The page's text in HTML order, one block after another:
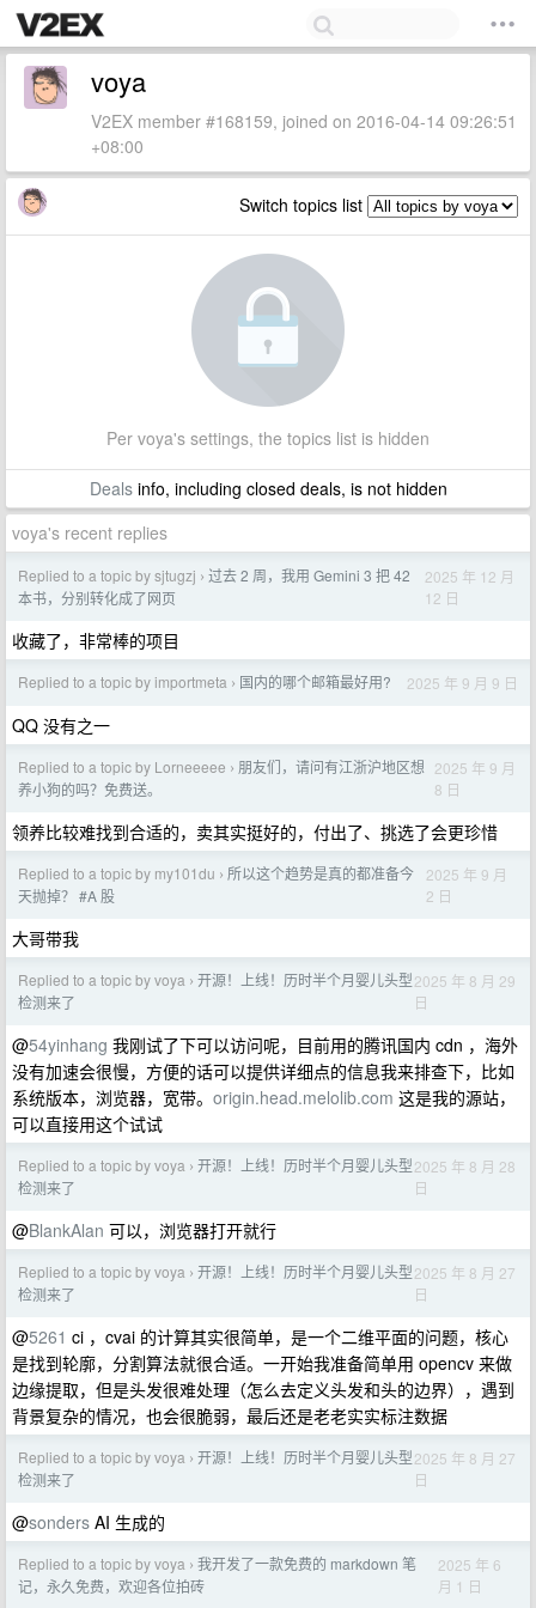
voya
V2EX member #168159, joined on 2016-04-14 09:26:51
+08:00
Switch topics list
Per voya's settings, the topics list is hidden
Dealsinfo, including closed deals, is not hidden
voya's recent replies
Replied to a topic by sjtugzj › 过去 2 周，我用 Gemini 3 把 42
本书，分别转化成了网页
2025 年 12 月
12 日
收藏了，非常棒的项目
Replied to a topic by importmeta › 国内的哪个邮箱最好用? 2025 年 9 月 9 日
QQ 没有之一
Replied to a topic by Lorneeeee › 朋友们，请问有江浙沪地区想
养小狗的吗？免费送。
2025 年 9 月
8 日
领养比较难找到合适的，卖其实挺好的，付出了、挑选了会更珍惜
Replied to a topic by my101du › 所以这个趋势是真的都准备今
天抛掉？ #A 股
2025 年 9 月
2 日
大哥带我
Replied to a topic by voya › 开源！上线！历时半个月婴儿头型
检测来了
2025 年 8 月 29
日
@54yinhang 我刚试了下可以访问呢，目前用的腾讯国内 cdn ，海外
没有加速会很慢，方便的话可以提供详细点的信息我来排查下，比如
系统版本，浏览器，宽带。 origin.head.melolib.com 这是我的源站，
可以直接用这个试试
Replied to a topic by voya › 开源！上线！历时半个月婴儿头型
检测来了
2025 年 8 月 28
日
@BlankAlan 可以，浏览器打开就行
Replied to a topic by voya › 开源！上线！历时半个月婴儿头型
检测来了
2025 年 8 月 27
日
@5261 ci ，cvai 的计算其实很简单，是一个二维平面的问题，核心
是找到轮廓，分割算法就很合适。一开始我准备简单用 opencv 来做
边缘提取，但是头发很难处理（怎么去定义头发和头的边界），遇到
背景复杂的情况，也会很脆弱，最后还是老老实实标注数据
Replied to a topic by voya › 开源！上线！历时半个月婴儿头型
检测来了
2025 年 8 月 27
日
@sonders AI 生成的
Replied to a topic by voya › 我开发了一款免费的 markdown 笔
记，永久免费，欢迎各位拍砖
2025 年 6
月 1 日